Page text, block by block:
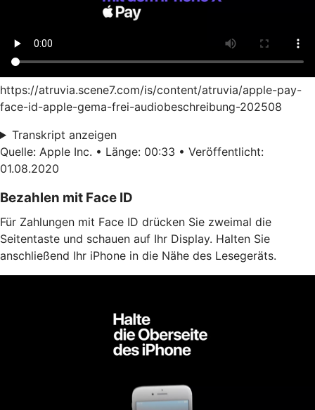
https://atruvia.scene7.com/is/content/atruvia/apple-pay-
face-id-apple-gema-frei-audiobeschreibung-202508
Transkript anzeigen
Quelle: Apple Inc. • Länge: 00:33 • Veröffentlicht:
01.08.2020
Bezahlen mit Face ID
Für Zahlungen mit Face ID drücken Sie zweimal die
Seitentaste und schauen auf Ihr Display. Halten Sie
anschließend Ihr iPhone in die Nähe des Lesegeräts.